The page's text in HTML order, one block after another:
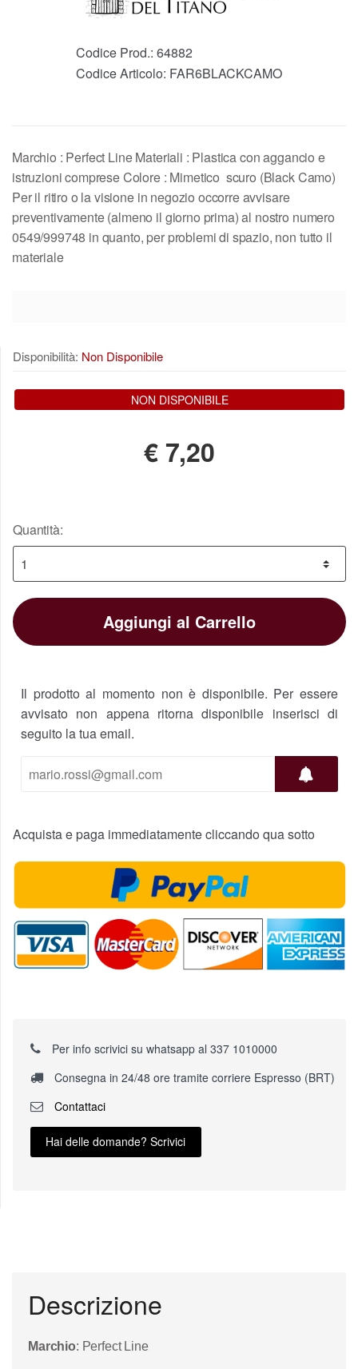
Codice Prod.: 64882
Codice Articolo: FAR6BLACKCAMO
Marchio : Perfect Line Materiali : Plastica con aggancio e
istruzioni comprese Colore : Mimetico scuro (Black Camo)
Per il ritiro o la visione in negozio occorre avvisare
preventivamente (almeno il giorno prima) al nostro numero
0549/999748 in quanto, per problemi di spazio, non tutto il
materiale
Disponibilità: Non Disponibile
NON DISPONIBILE
€ 7,20
Quantità:
Aggiungi al Carrello
Il prodotto al momento non è disponibile. Per essere
avvisato non appena ritorna disponibile inserisci di
seguito la tua email.
Acquista e paga immediatamente cliccando qua sotto
Per info scrivici su whatsapp al 337 1010000
Consegna in 24/48 ore tramite corriere Espresso (BRT)
Contattaci
Hai delle domande? Scrivici
Descrizione
Marchio: Perfect Line